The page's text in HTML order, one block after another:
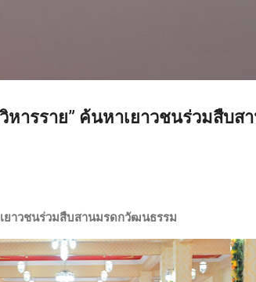
หารราย” ค้นหาเยาวชนร่วมสืบส
ยาวชนร่วมสืบสานมรดกวัฒนธรรม